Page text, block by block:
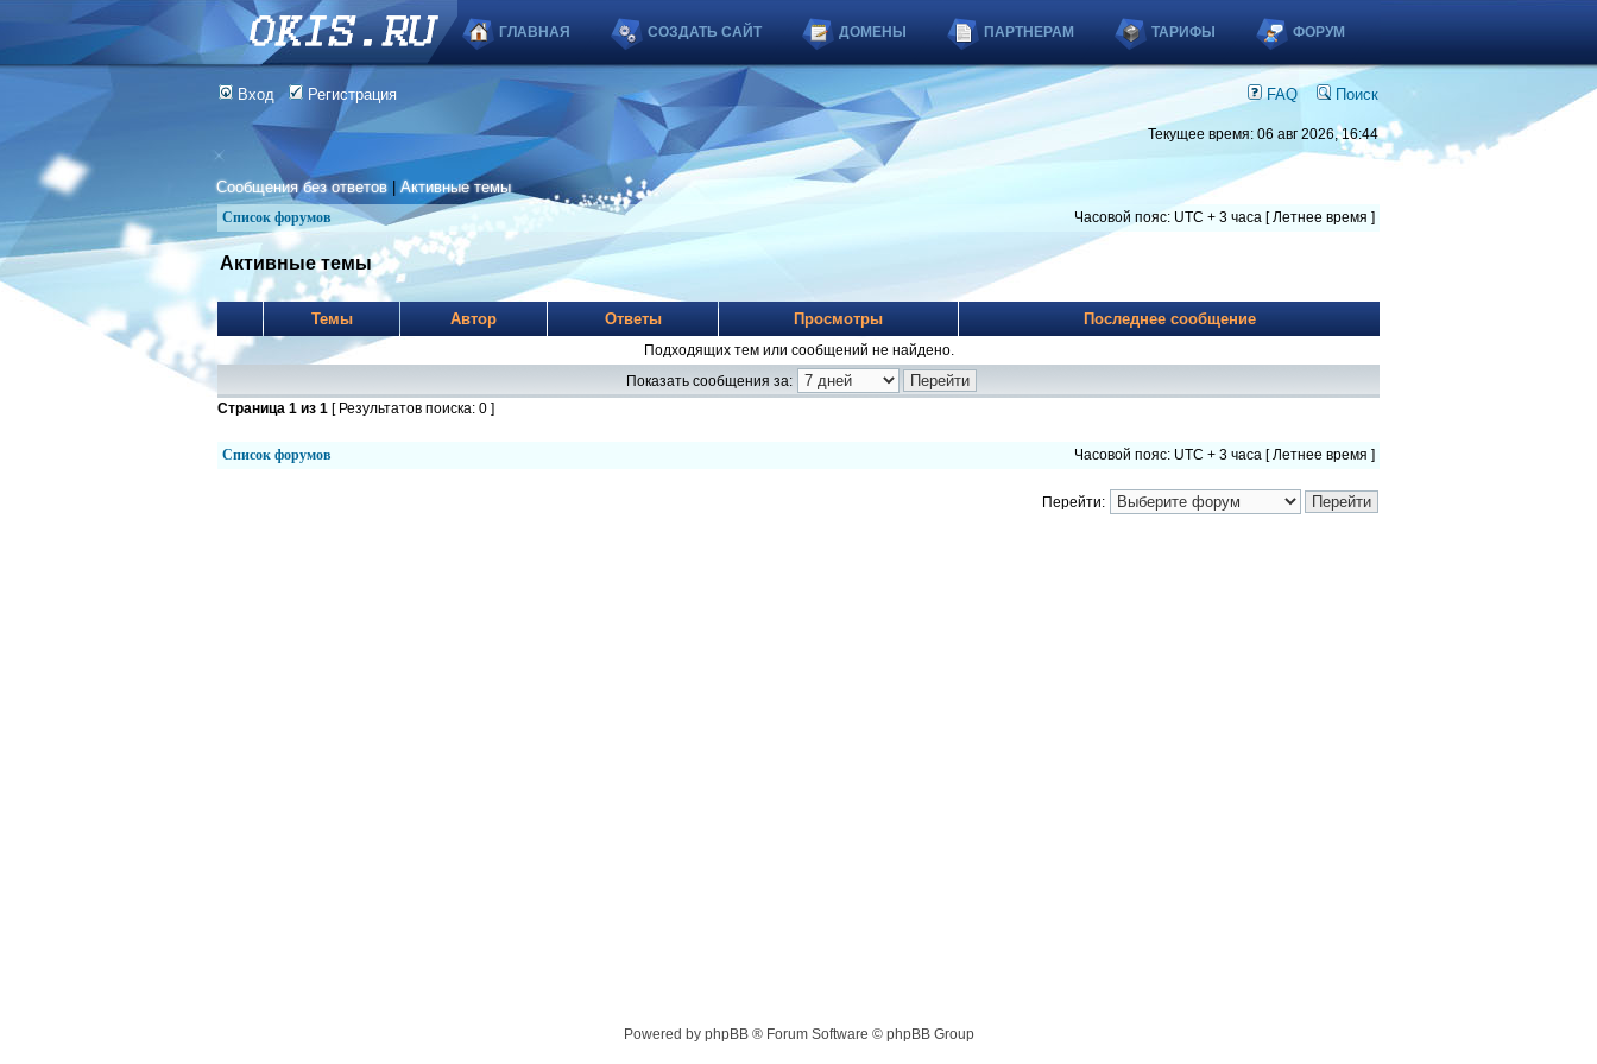
ГЛАВНАЯ СОЗДАТЬ САЙТ ДОМЕНЫ ПАРТНЕРАМ ТАРИФЫ ФОРУМ
Вход Регистрация FAQ Поиск
Текущее время: 06 авг 2026, 16:44
Сообщения без ответов |Активные темы
Список форумов Часовой пояс: UTC + 3 часа [ Летнее время ]
Активные темы
Темы Автор Ответы Просмотры Последнее сообщение
Подходящих тем или сообщений не найдено.
Показать сообщения за:
Страница 1 из 1 [ Результатов поиска: 0 ]
Список форумов Часовой пояс: UTC + 3 часа [ Летнее время ]
Перейти:
Powered by phpBB ® Forum Software © phpBB Group